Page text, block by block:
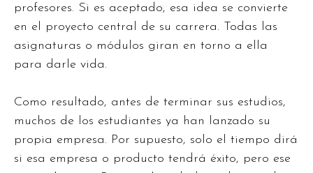
profesores. Si es aceptado, esa idea se convierte
en el proyecto central de su carrera. Todas las
asignaturas o módulos giran en torno a ella
para darle vida.
Como resultado, antes de terminar sus estudios,
muchos de los estudiantes ya han lanzado su
propia empresa. Por supuesto, solo el tiempo dirá
si esa empresa o producto tendrá éxito, pero ese